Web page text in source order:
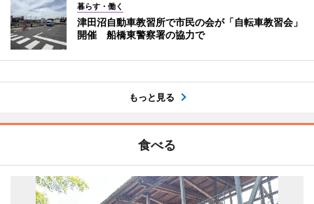
暮らす・働く
津田沼自動車教習所で市民の会が「自転車教習会」
開催 船橋東警察署の協力で
もっと見る
食べる